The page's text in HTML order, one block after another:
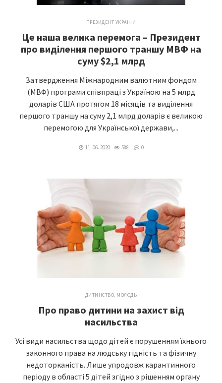
ПРЕЗИДЕНТ УКРАЇНИ
Це наша велика перемога – Президент
про виділення першого траншу МВФ на
суму $2,1 млрд
Затвердження Міжнародним валютним фондом
(МВФ) програми співпраці з Україною на 5 млрд
доларів США протягом 18 місяців та виділення
першого траншу на суму 2,1 млрд доларів є великою
перемогою для Української держави,...
11. 06. 2020 588 0
ДИТИНСТВО, МОЛОДЬ
Про право дитини на захист від
насильства
Усі види насильства щодо дітей є порушенням їхнього
законного права на людську гідність та фізичну
недоторканість. Лише упродовж карантинного
періоду в області 5 дітей згідно з рішенням органу